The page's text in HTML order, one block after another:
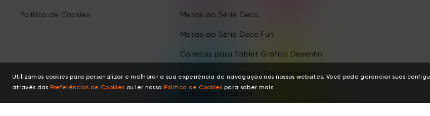
Política de Cookies Mesas da Série Deco
Mesas da Série Deco Fun
Canetas para Tablet Gráfico Desenho
Acessórios para Mesa Digitalizadora
Periféricos Criativos
Utilizamos cookies para personalizar e melhorar a sua experiência de navegação nos nossos websites. Você pode gerenciar suas
através das Preferências de Cookies ou ler nossa Política de Cookies para saber mais.